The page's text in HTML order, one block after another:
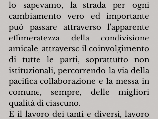
lo sapevamo, la strada per ogni
cambiamento vero ed importante
può passare attraverso l'apparente
effimeratezza della condivisione
amicale, attraverso il coinvolgimento
di tutte le parti, soprattutto non
istituzionali, percorrendo la via della
pacifica collaborazione e la messa in
comune, sempre, delle migliori
qualità di ciascuno.
È il lavoro dei tanti e diversi, lavoro